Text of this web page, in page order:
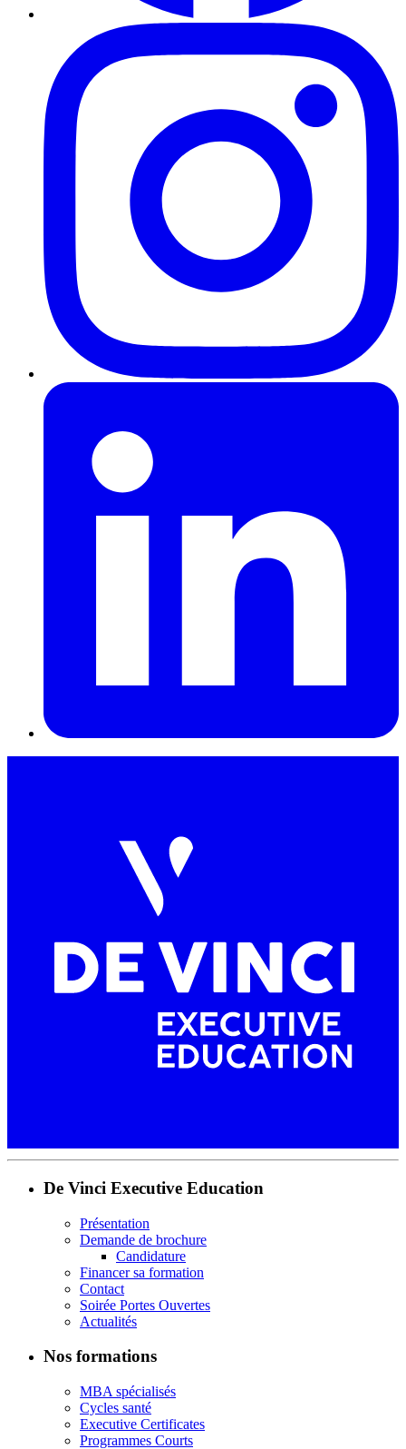
De Vinci Executive Education
Présentation
Demande de brochure
Candidature
Financer sa formation
Contact
Soirée Portes Ouvertes
Actualités
Nos formations
MBA spécialisés
Cycles santé
Executive Certificates
Programmes Courts